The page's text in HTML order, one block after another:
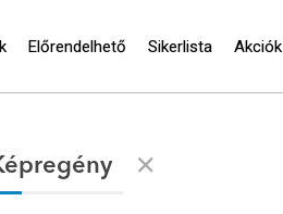
Előrendelhető Sikerlista Akciók